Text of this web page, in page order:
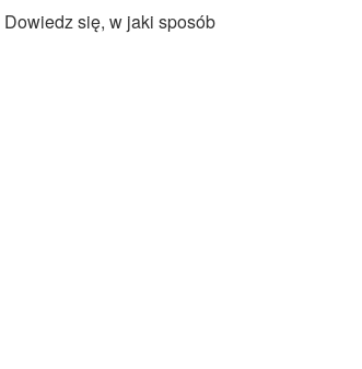
Dowiedz się, w jaki sposób